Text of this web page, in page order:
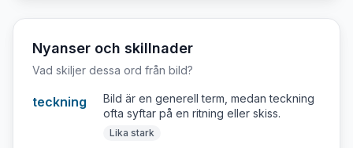
Nyanser och skillnader
Vad skiljer dessa ord från bild?
teckning
Bild är en generell term, medan teckning
ofta syftar på en ritning eller skiss.
Lika stark